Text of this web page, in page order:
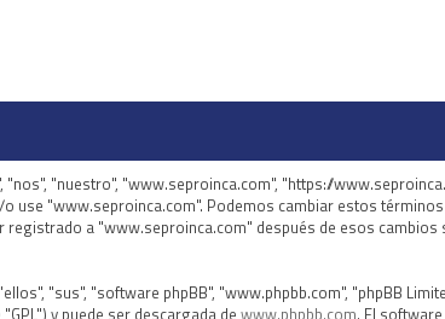
"nuestro", "www.seproinca.com", "https://
"www.seproinca.com". Podemos cambiar estos
a "www.seproinca.com" después de esos
"sus", "software phpBB", "www.phpbb.com", "phpBB
y puede ser descargada de www.phpbb.com. El